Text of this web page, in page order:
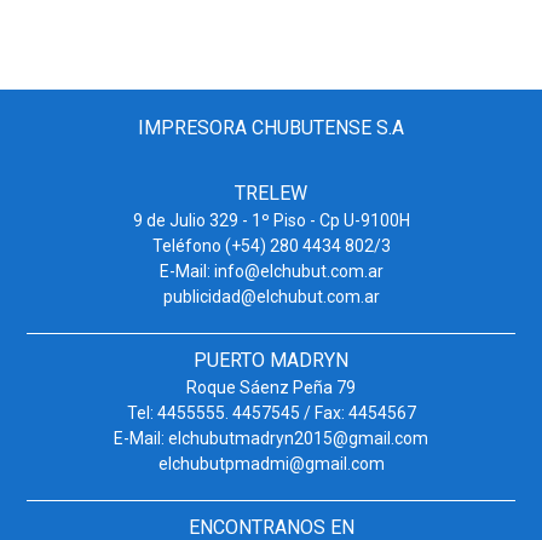
IMPRESORA CHUBUTENSE S.A
TRELEW
9 de Julio 329 - 1º Piso - Cp U-9100H
Teléfono (+54) 280 4434 802/3
E-Mail: info@elchubut.com.ar
publicidad@elchubut.com.ar
PUERTO MADRYN
Roque Sáenz Peña 79
Tel: 4455555. 4457545 / Fax: 4454567
E-Mail: elchubutmadryn2015@gmail.com
elchubutpmadmi@gmail.com
ENCONTRANOS EN